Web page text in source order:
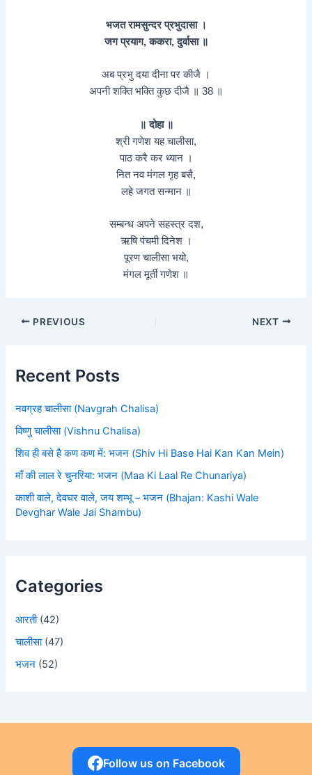
भजत रामसुन्दर प्रभुदासा ।
जग प्रयाग, ककरा, दुर्वासा ॥
अब प्रभु दया दीना पर कीजै ।
अपनी शक्ति भक्ति कुछ दीजै ॥ 38 ॥
॥ दोहा ॥
श्री गणेश यह चालीसा,
पाठ करै कर ध्यान ।
नित नव मंगल गृह बसै,
लहे जगत सन्मान ॥
सम्बन्ध अपने सहस्त्र दश,
ऋषि पंचमी दिनेश ।
पूरण चालीसा भयो,
मंगल मूर्ती गणेश ॥
PREVIOUS NEXT
Recent Posts
नवग्रह चालीसा (Navgrah Chalisa)
विष्णु चालीसा (Vishnu Chalisa)
शिव ही बसे है कण कण में: भजन (Shiv Hi Base Hai Kan Kan Mein)
माँ की लाल रे चुनरिया: भजन (Maa Ki Laal Re Chunariya)
काशी वाले, देवघर वाले, जय शम्भू – भजन (Bhajan: Kashi Wale
Devghar Wale Jai Shambu)
Categories
आरती(42)
चालीसा(47)
भजन (52)
Follow us on Facebook